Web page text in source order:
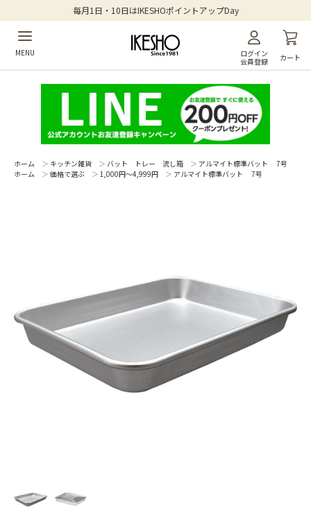
毎月1日・10日はIKESHOポイントアップDay
MENU
ログイン
会員登録
カート
ホーム ＞ キッチン雑貨 ＞ バット トレー 流し箱 ＞ アルマイト標準バット 7号
ホーム
＞ 価格で選ぶ ＞ 1,000円～4,999円 ＞ アルマイト標準バット 7号